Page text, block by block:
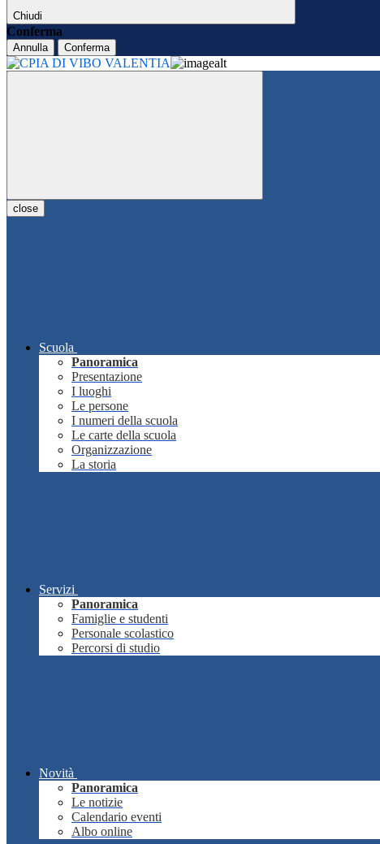
Chiudi
Conferma
Annulla Conferma
close
Scuola
Panoramica
Presentazione
I luoghi
Le persone
I numeri della scuola
Le carte della scuola
Organizzazione
La storia
Servizi
Panoramica
Famiglie e studenti
Personale scolastico
Percorsi di studio
Novità
Panoramica
Le notizie
Calendario eventi
Albo online